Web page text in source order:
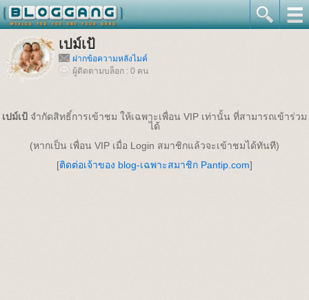
เปม์เป้
ฝากข้อความหลังไมค์
ผู้ติดตามบล็อก : 0 คน
เปม์เป้ จำกัดสิทธิ์การเข้าชม ให้เฉพาะเพื่อน VIP เท่านั้น ที่สามารถเข้าร่วม
ได้
(หากเป็น เพื่อน VIP เมื่อ Login สมาชิกแล้วจะเข้าชมได้ทันที)
[ติดต่อเจ้าของ blog-เฉพาะสมาชิก Pantip.com]